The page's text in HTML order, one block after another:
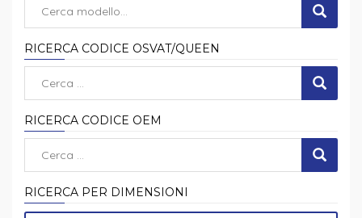
RICERCA CODICE OSVAT/QUEEN
RICERCA CODICE OEM
RICERCA PER DIMENSIONI